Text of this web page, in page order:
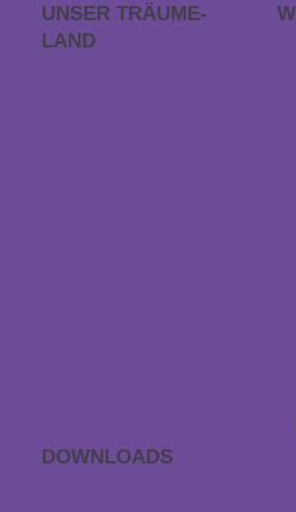
UNSER TRÄUME­
LAND
DOWNLOADS